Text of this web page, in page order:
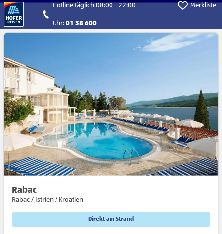
Direkt zum HauptinhaltHotline täglich 08:00 - 22:00
Uhr:01 38 600
Merkliste
Rabac
Rabac / Istrien / Kroatien
Direkt am Strand